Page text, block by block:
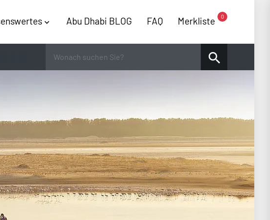
Abu Dhabi BLOG FAQ Merkliste 0
